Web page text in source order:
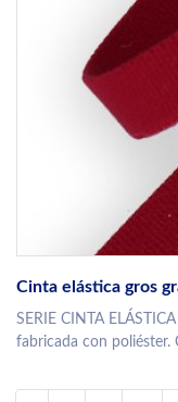
Cinta elástica gros
SERIE CINTA
fabricada con poliéster.